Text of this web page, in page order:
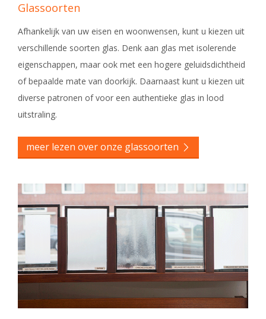
Glassoorten
Afhankelijk van uw eisen en woonwensen, kunt u kiezen uit
verschillende soorten glas. Denk aan glas met isolerende
eigenschappen, maar ook met een hogere geluidsdichtheid
of bepaalde mate van doorkijk. Daarnaast kunt u kiezen uit
diverse patronen of voor een authentieke glas in lood
uitstraling.
meer lezen over onze glassoorten